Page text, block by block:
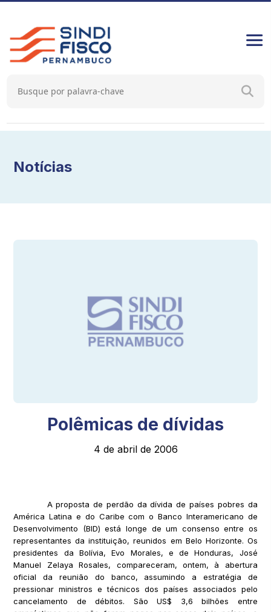
Notícias
Polêmicas de dívidas
4 de abril de 2006
A proposta de perdão da dívida de países pobres da
América Latina e do Caribe com o Banco Interamericano de
Desenvolvimento (BID) está longe de um consenso entre os
representantes da instituição, reunidos em Belo Horizonte. Os
presidentes da Bolívia, Evo Morales, e de Honduras, José
Manuel Zelaya Rosales, compareceram, ontem, à abertura
oficial da reunião do banco, assumindo a estratégia de
pressionar ministros e técnicos dos países associados pelo
cancelamento de débitos. São US$ 3,6 bilhões entre